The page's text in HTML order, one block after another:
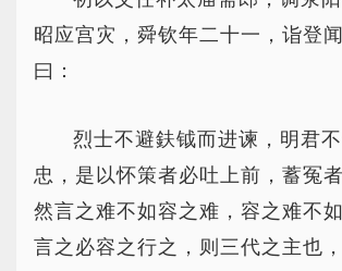
昭应宫灾，舜钦年二十一，诣登
曰：
烈士不避鈇钺而进谏，明君
忠，是以怀策者必吐上前，蓄冤者
然言之难不如容之难，容之难不
言之必容之行之，则三代之主也